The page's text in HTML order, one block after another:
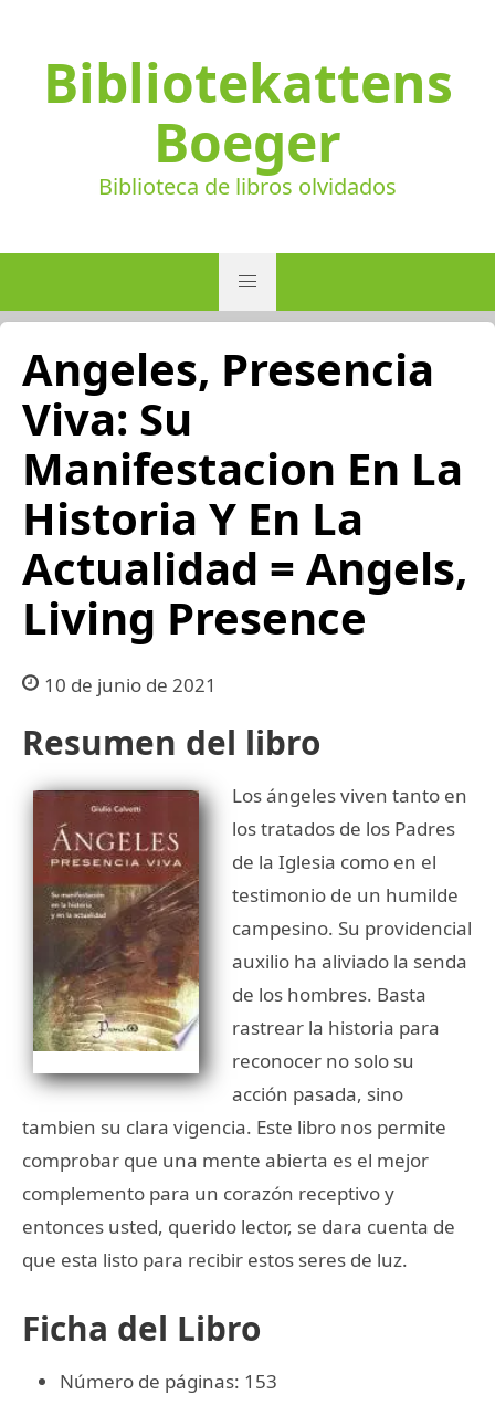
Bibliotekattens
Boeger
Biblioteca de libros olvidados
Angeles, Presencia
Viva: Su
Manifestacion En La
Historia Y En La
Actualidad = Angels,
Living Presence
10 de junio de 2021
Resumen del libro
Los ángeles viven tanto en
los tratados de los Padres
de la Iglesia como en el
testimonio de un humilde
campesino. Su providencial
auxilio ha aliviado la senda
de los hombres. Basta
rastrear la historia para
reconocer no solo su
acción pasada, sino
tambien su clara vigencia. Este libro nos permite
comprobar que una mente abierta es el mejor
complemento para un corazón receptivo y
entonces usted, querido lector, se dara cuenta de
que esta listo para recibir estos seres de luz.
Ficha del Libro
Número de páginas: 153